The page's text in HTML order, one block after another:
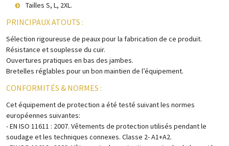
Tailles S, L, 2XL.
PRINCIPAUX ATOUTS :
Sélection rigoureuse de peaux pour la fabrication de ce produit.
Résistance et souplesse du cuir.
Ouvertures pratiques en bas des jambes.
Bretelles réglables pour un bon maintien de l’équipement.
CONFORMITÉS & NORMES :
Cet équipement de protection a été testé suivant les normes
européennes suivantes:
- EN ISO 11611 : 2007. Vêtements de protection utilisés pendant le
soudage et les techniques connexes. Classe 2- A1+A2.